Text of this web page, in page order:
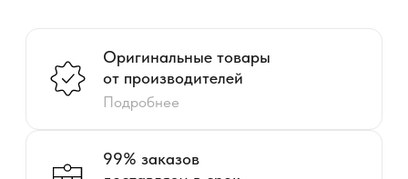
Оптовая система скидок
Доставка
Отсрочка платежа
Персональный менеджер